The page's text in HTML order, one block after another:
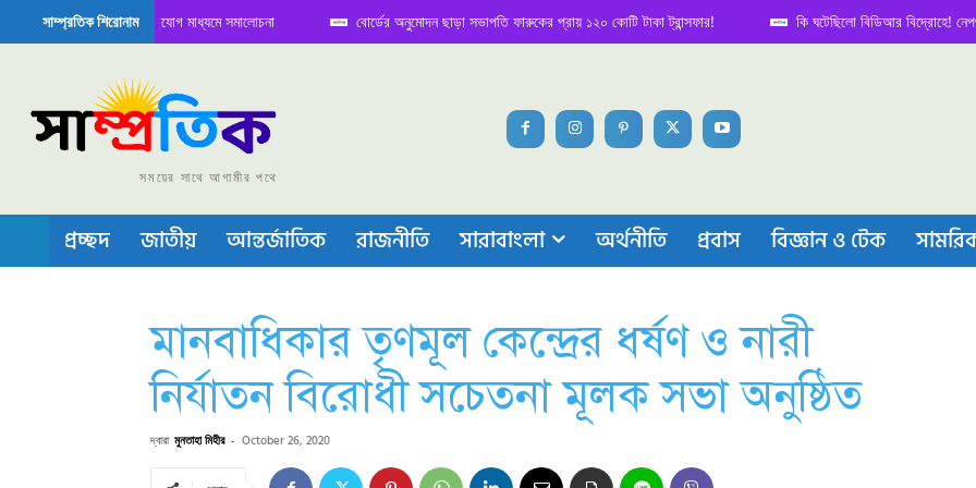
সাম্প্রতিক শিরোনাম
নিয়ে সামাজিক যোগাযোগ মাধ্যমে সমালোচনা বোর্ডের অনুমোদন ছাড়া সভাপতি ফারুকের প্রায় ১২০ কোটি টাকা ট্রান্সফার! কি ঘটেছিলো বিডিআর বিদ্রোহে! নেপথ্য কাহিনি
বা চীপ তৈরিতে নিজের শক্ত অবস্থান জানান দিচ্ছে চীন
সময়ের সাথে আগামীর পথে
প্রচ্ছদ জাতীয় আন্তর্জাতিক রাজনীতি সারাবাংলা অর্থনীতি প্রবাস বিজ্ঞান ও টেক
মানবাধিকার তৃণমূল কেন্দ্রের ধর্ষণ ও নারী
নির্যাতন বিরোধী সচেতনা মূলক সভা অনুষ্ঠিত
দ্বারা মুনতাহা মিহীর - October 26, 2020